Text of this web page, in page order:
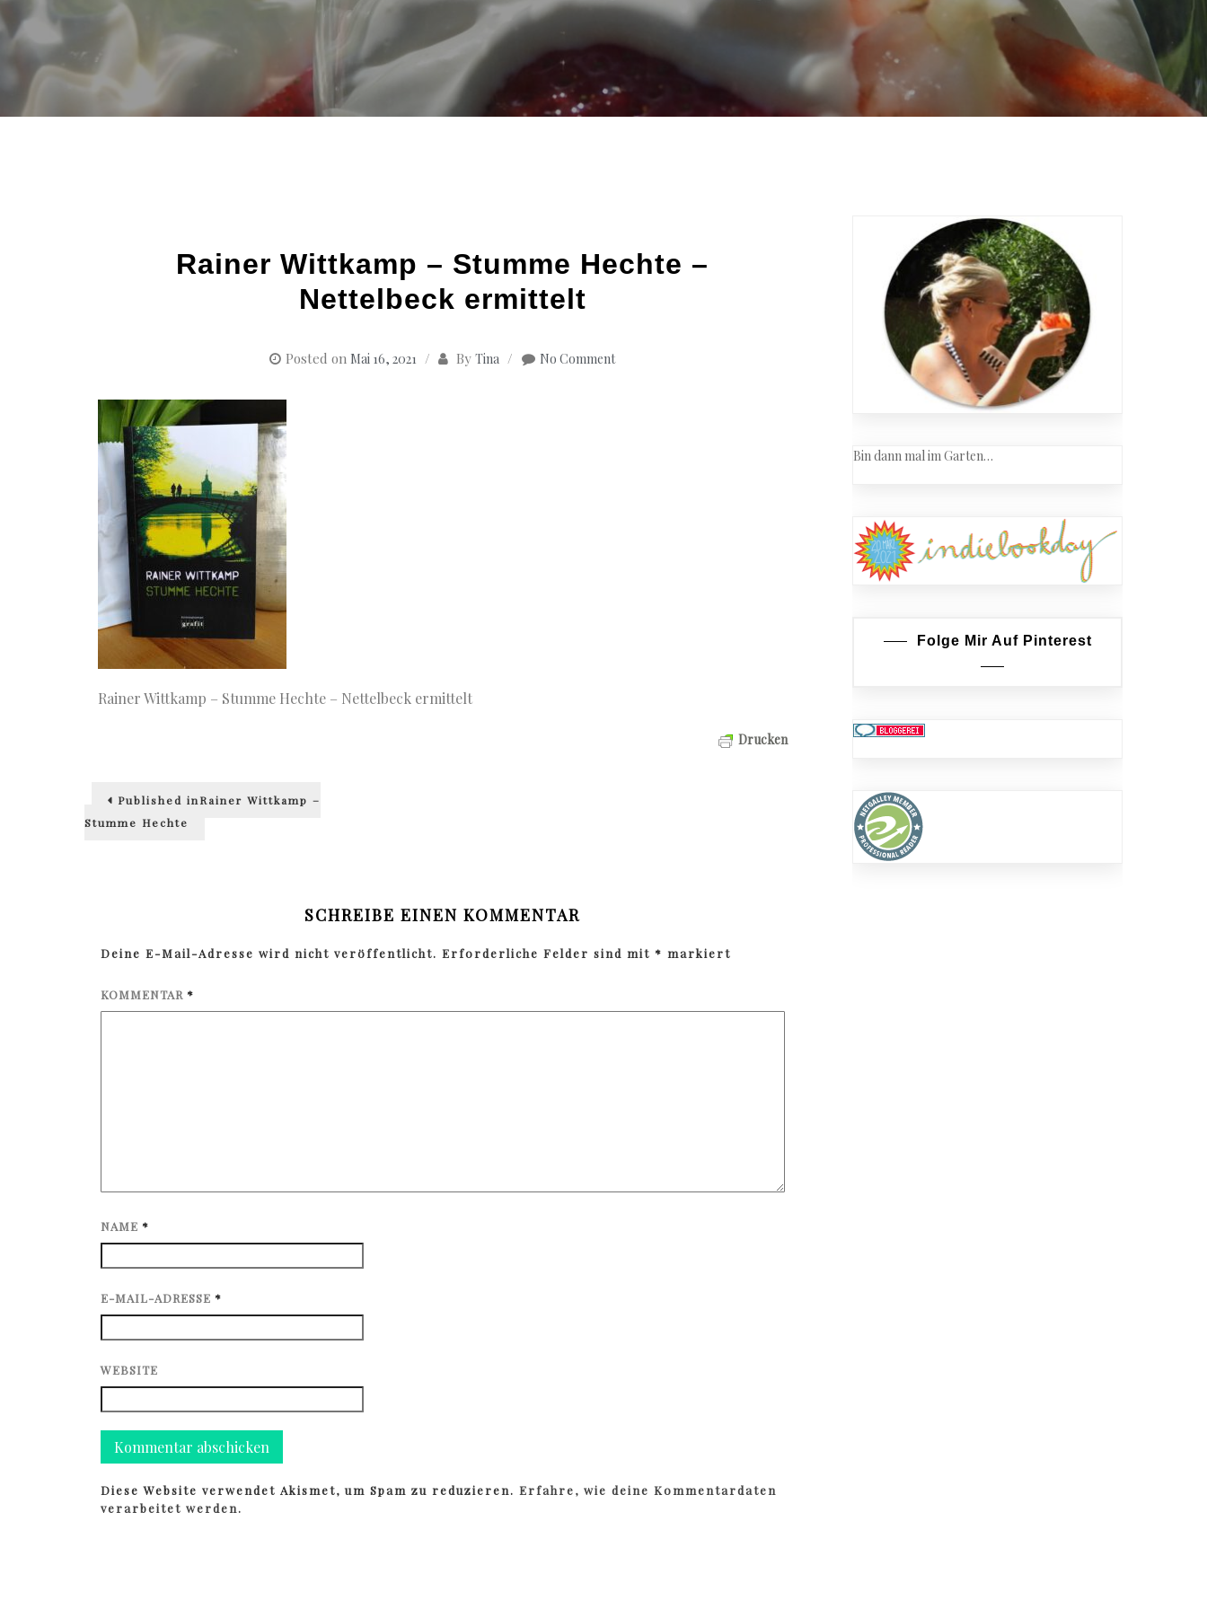
Rainer Wittkamp – Stumme Hechte –
Nettelbeck ermittelt
Posted on Mai 16, 2021 By Tina No Comment
Rainer Wittkamp – Stumme Hechte – Nettelbeck ermittelt
Drucken
Beitragsnavigation
Published inRainer Wittkamp –
Stumme Hechte
SCHREIBE EINEN KOMMENTAR
Deine E-Mail-Adresse wird nicht veröffentlicht. Erforderliche Felder sind mit * markiert
KOMMENTAR *
NAME *
E-MAIL-ADRESSE *
WEBSITE
Diese Website verwendet Akismet, um Spam zu reduzieren.Erfahre, wie deine Kommentardaten
verarbeitet werden.
Bin dann mal im Garten…
Folge Mir Auf Pinterest